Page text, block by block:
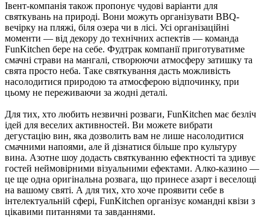
Івент-компанія також пропонує чудові варіанти для
святкувань на природі. Вони можуть організувати BBQ-
вечірку на пляжі, біля озера чи в лісі. Усі організаційні
моменти — від декору до технічних аспектів — команда
FunKitchen бере на себе. Фудтрак компанії приготуватиме
смачні страви на мангалі, створюючи атмосферу затишку та
свята просто неба. Таке святкування дасть можливість
насолодитися природою та атмосферою відпочинку, при
цьому не переживаючи за жодні деталі.
Для тих, хто любить незвичні розваги, FunKitchen має безліч
ідей для веселих активностей. Ви можете вибрати
дегустацію вин, яка дозволить вам не лише насолодитися
смачними напоями, але й дізнатися більше про культуру
вина. Азотне шоу додасть святкуванню ефектності та здивує
гостей неймовірними візуальними ефектами. Алко-казино —
це ще одна оригінальна розвага, що принесе азарт і веселощі
на вашому святі. А для тих, хто хоче проявити себе в
інтелектуальній сфері, FunKitchen організує командні квізи з
цікавими питаннями та завданнями.